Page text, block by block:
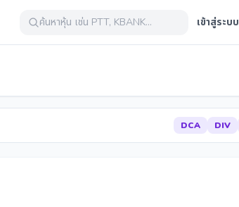
ค้นหาหุ้น เช่น PTT, KBANK... เข้าสู่ระบบ
DCA DIV